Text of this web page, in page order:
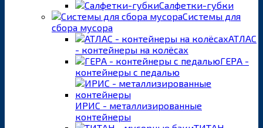
Салфетки-губки
Системы для
сбора мусора
АТЛАС
- контейнеры на колёсах
ГЕРА -
контейнеры с педалью
ИРИС - металлизированные
контейнеры